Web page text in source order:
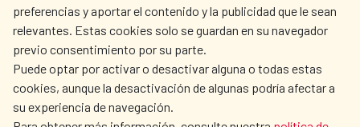
preferencias y aportar el contenido y la publicidad que le sean
relevantes. Estas cookies solo se guardan en su navegador
previo consentimiento por su parte.
Puede optar por activar o desactivar alguna o todas estas
cookies, aunque la desactivación de algunas podría afectar a
su experiencia de navegación.
NOS RÉSEAUX SOCIAUX